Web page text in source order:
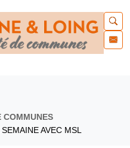
COMMUNES
AVEC MSL